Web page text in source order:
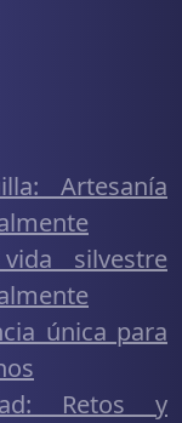
Artesanía
silvestre
única para
Retos y